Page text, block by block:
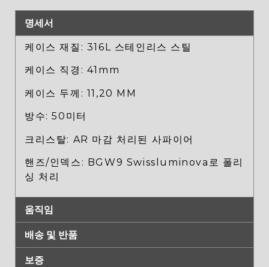
명세서
케이스 재질: 316L 스테인리스 스틸
케이스 직경: 41mm
케이스 두께: 11,20 MM
방수: 50미터
크리스탈: AR 마감 처리된 사파이어
핸즈/인덱스: BGW9 Swissluminova로 폴리
싱 처리
움직임
배송 및 반품
보증